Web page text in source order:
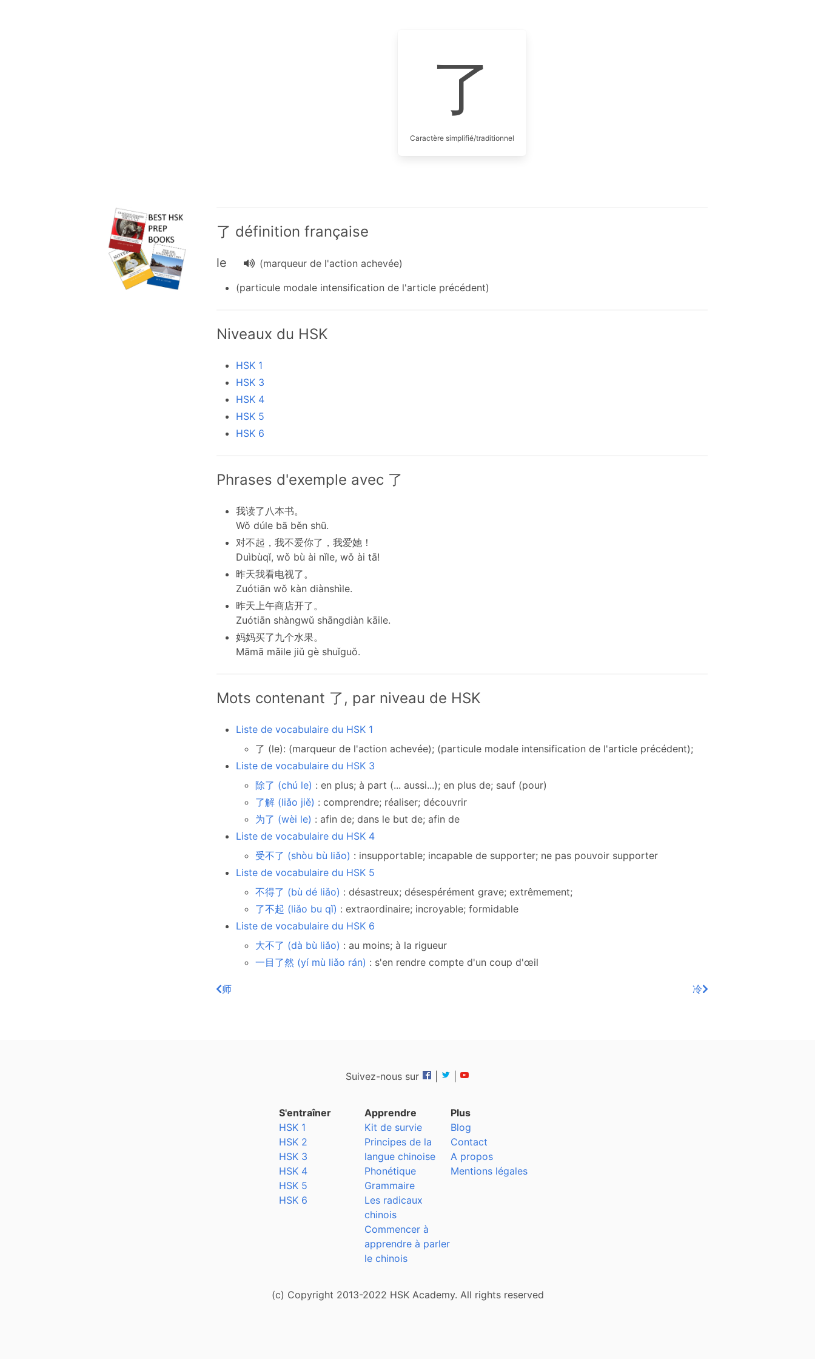
了
Caractère simplifié/traditionnel
了 définition française
le
(marqueur de l'action achevée)
(particule modale intensification de l'article précédent)
Niveaux du HSK
HSK 1
HSK 3
HSK 4
HSK 5
HSK 6
Phrases d'exemple avec 了
我读了八本书。
Wǒ dúle bā běn shū.
对不起，我不爱你了，我爱她！
Duìbùqǐ, wǒ bù ài nǐle, wǒ ài tā!
昨天我看电视了。
Zuótiān wǒ kàn diànshìle.
昨天上午商店开了。
Zuótiān shàngwǔ shāngdiàn kāile.
妈妈买了九个水果。
Māmā mǎile jiǔ gè shuǐguǒ.
Mots contenant 了, par niveau de HSK
Liste de vocabulaire du HSK 1
了 (le): (marqueur de l'action achevée); (particule modale intensification de l'article précédent);
Liste de vocabulaire du HSK 3
除了 (chú le) : en plus; à part (... aussi...); en plus de; sauf (pour)
了解 (liǎo jiě) : comprendre; réaliser; découvrir
为了 (wèi le) : afin de; dans le but de; afin de
Liste de vocabulaire du HSK 4
受不了 (shòu bù liǎo) : insupportable; incapable de supporter; ne pas pouvoir supporter
Liste de vocabulaire du HSK 5
不得了 (bù dé liǎo) : désastreux; désespérément grave; extrêmement;
了不起 (liǎo bu qǐ) : extraordinaire; incroyable; formidable
Liste de vocabulaire du HSK 6
大不了 (dà bù liǎo) : au moins; à la rigueur
一目了然 (yí mù liǎo rán) : s'en rendre compte d'un coup d'œil
师 冷
Suivez-nous sur
S'entraîner
HSK 1
HSK 2
HSK 3
HSK 4
HSK 5
HSK 6
Apprendre
Kit de survie
Principes de la
langue chinoise
Phonétique
Grammaire
Les radicaux
chinois
Commencer à
apprendre à parler
le chinois
Plus
Blog
Contact
A propos
Mentions légales
(c) Copyright 2013-2022 HSK Academy. All rights reserved